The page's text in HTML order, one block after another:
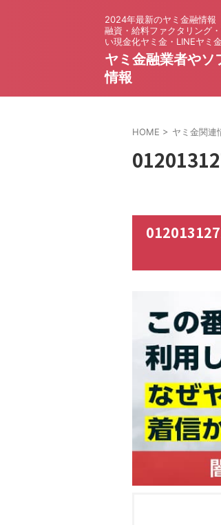
2024年最新のヤミ金融情
融資・給料ファクタリング
い現金化ヤミ金・LINEヤミ
ヤミ金融業者やソ
情報
HOME > ヤミ金関連